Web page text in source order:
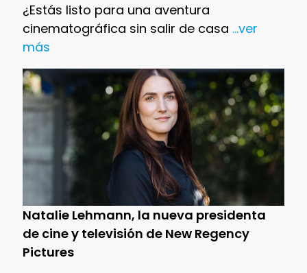
¿Estás listo para una aventura
cinematográfica sin salir de casa ...ver
más
Natalie Lehmann, la nueva presidenta
de cine y televisión de New Regency
Pictures